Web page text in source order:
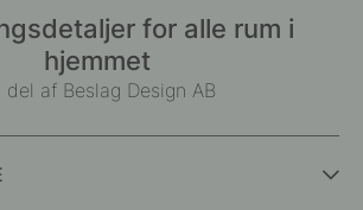
for alle rum i
hjemmet
del af Beslag Design AB